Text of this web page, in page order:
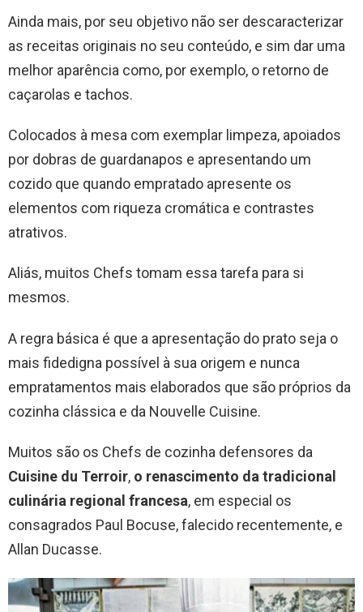
Ainda mais, por seu objetivo não ser descaracterizar
as receitas originais no seu conteúdo, e sim dar uma
melhor aparência como, por exemplo, o retorno de
caçarolas e tachos.
Colocados à mesa com exemplar limpeza, apoiados
por dobras de guardanapos e apresentando um
cozido que quando empratado apresente os
elementos com riqueza cromática e contrastes
atrativos.
Aliás, muitos Chefs tomam essa tarefa para si
mesmos.
A regra básica é que a apresentação do prato seja o
mais fidedigna possível à sua origem e nunca
empratamentos mais elaborados que são próprios da
cozinha clássica e da Nouvelle Cuisine.
Muitos são os Chefs de cozinha defensores da
Cuisine du Terroir, o renascimento da tradicional
culinária regional francesa, em especial os
consagrados Paul Bocuse, falecido recentemente, e
Allan Ducasse.